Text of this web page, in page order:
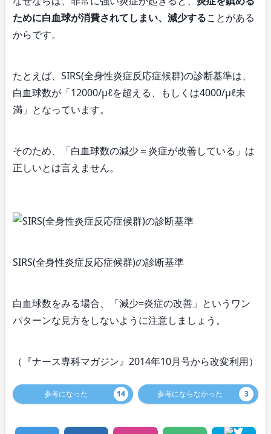
ために白血球が消費されてしまい、減少することがある
からです。
たとえば、SIRS(全身性炎症反応症候群)の診断基準は、
白血球数が「12000/μℓを超える、もしくは4000/μℓ未
満」となっています。
そのため、「白血球数の減少＝炎症が改善している」は
正しいとは言えません。
SIRS(全身性炎症反応症候群)の診断基準
白血球数をみる場合、「減少=炎症の改善」というワン
パターンな見方をしないように注意しましょう。
（『ナース専科マガジン』2014年10月号から改変利用）
参考になった 14 参考にならなかった 3